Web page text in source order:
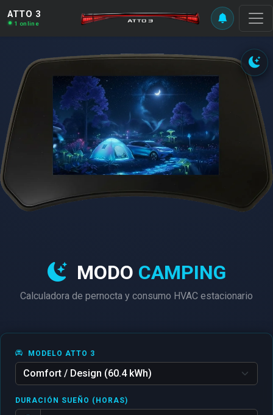
ATTO 3
1 online
MODO CAMPING
Calculadora de pernocta y consumo HVAC estacionario
MODELO ATTO 3
DURACIÓN SUEÑO (HORAS)